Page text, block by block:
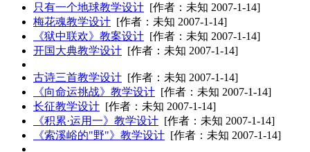
只有一个地球教学设计 [作者：未知 2007-1-14]
梅花魂教学设计 [作者：未知 2007-1-14]
《狱中联欢》教案设计 [作者：未知 2007-1-14]
开国大典教学设计 [作者：未知 2007-1-14]
古诗三首教学设计 [作者：未知 2007-1-14]
《向命运挑战》教学设计 [作者：未知 2007-1-14]
长征教学设计 [作者：未知 2007-1-14]
《积累·运用一》教学设计 [作者：未知 2007-1-14]
《索溪峪的"野"》教学设计 [作者：未知 2007-1-14]